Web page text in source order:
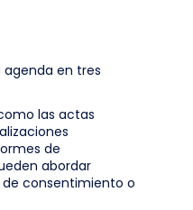
en tres
las actas
de
abordar
consentimiento o